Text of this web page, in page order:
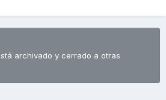
archivado y cerrado a otras